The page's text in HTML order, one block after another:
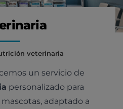
veterinaria
un servicio de
personalizado para
adaptado a